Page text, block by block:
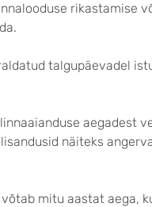
rikastamise
talgupäevadel
aegadest
näiteks
mitu aastat aega,